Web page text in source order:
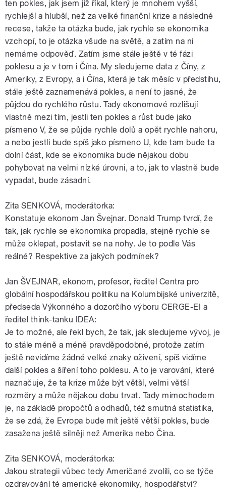
ten pokles, jak jsem již říkal, který je mnohem vyšší,
rychlejší a hlubší, než za velké finanční krize a následné
recese, takže ta otázka bude, jak rychle se ekonomika
vzchopí, to je otázka všude na světě, a zatím na ni
nemáme odpověď. Zatím jsme stále ještě v té fázi
poklesu a je v tom i Čína. My sledujeme data z Číny, z
Ameriky, z Evropy, a i Čína, která je tak měsíc v předstihu,
stále ještě zaznamenává pokles, a není to jasné, že
půjdou do rychlého růstu. Tady ekonomové rozlišují
vlastně mezi tím, jestli ten pokles a růst bude jako
písmeno V, že se půjde rychle dolů a opět rychle nahoru,
a nebo jestli bude spíš jako písmeno U, kde tam bude ta
dolní část, kde se ekonomika bude nějakou dobu
pohybovat na velmi nízké úrovni, a to, jak to vlastně bude
vypadat, bude zásadní.
Zita SENKOVÁ, moderátorka:
Konstatuje ekonom Jan Švejnar. Donald Trump tvrdí, že
tak, jak rychle se ekonomika propadla, stejně rychle se
může oklepat, postavit se na nohy. Je to podle Vás
reálné? Respektive za jakých podmínek?
Jan ŠVEJNAR, ekonom, profesor, ředitel Centra pro
globální hospodářskou politiku na Kolumbijské univerzitě,
předseda Výkonného a dozorčího výboru CERGE-EI a
ředitel think-tanku IDEA:
Je to možné, ale řekl bych, že tak, jak sledujeme vývoj, je
to stále méně a méně pravděpodobné, protože zatím
ještě nevidíme žádné velké znaky oživení, spíš vidíme
další pokles a šíření toho poklesu. A to je varování, které
naznačuje, že ta krize může být větší, velmi větší
rozměry a může nějakou dobu trvat. Tady mimochodem
je, na základě propočtů a odhadů, též smutná statistika,
že se zdá, že Evropa bude mít ještě větší pokles, bude
zasažena ještě silněji než Amerika nebo Čína.
Zita SENKOVÁ, moderátorka:
Jakou strategii vůbec tedy Američané zvolili, co se týče
ozdravování té americké ekonomiky, hospodářství?